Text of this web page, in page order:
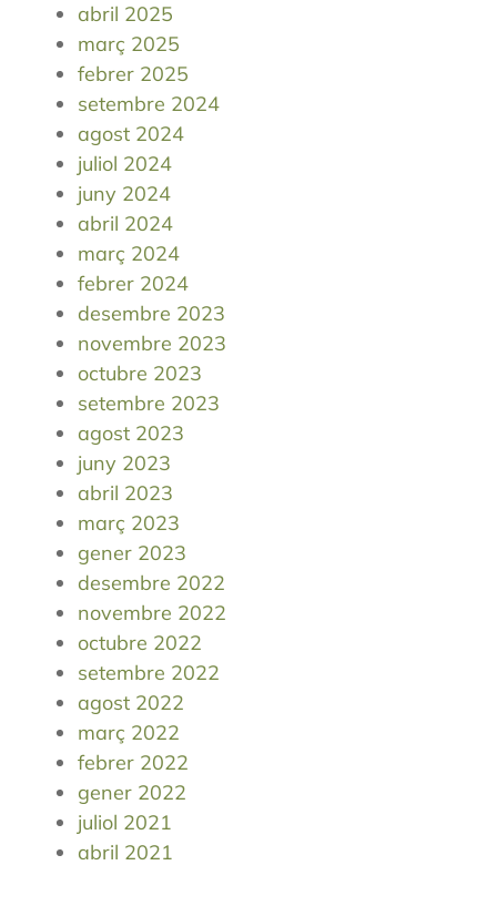
abril 2025
març 2025
febrer 2025
setembre 2024
agost 2024
juliol 2024
juny 2024
abril 2024
març 2024
febrer 2024
desembre 2023
novembre 2023
octubre 2023
setembre 2023
agost 2023
juny 2023
abril 2023
març 2023
gener 2023
desembre 2022
novembre 2022
octubre 2022
setembre 2022
agost 2022
març 2022
febrer 2022
gener 2022
juliol 2021
abril 2021